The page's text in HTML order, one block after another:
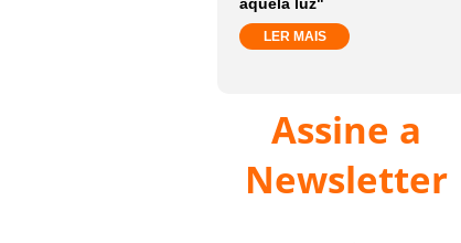
LER MAIS
Assine a
Newsletter